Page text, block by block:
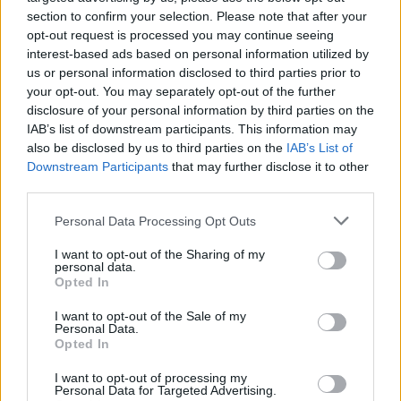
section to confirm your selection. Please note that after your
opt-out request is processed you may continue seeing
interest-based ads based on personal information utilized by
us or personal information disclosed to third parties prior to
your opt-out. You may separately opt-out of the further
disclosure of your personal information by third parties on the
IAB’s list of downstream participants. This information may
also be disclosed by us to third parties on the IAB’s List of
Downstream Participants that may further disclose it to other
Please note that this website/app uses one or more Google
not limited to your visit or usage behaviour. You may click to
grant or deny consent to Google and its third-party tags to
use your data for below specified purposes in below Google
consent section.
Personal Data Processing Opt Outs
I want to opt-out of the Sharing of my
personal data.
Opted In
I want to opt-out of the Sale of my
Personal Data.
Opted In
I want to opt-out of processing my
Personal Data for Targeted Advertising.
Russische Geheimdienstnetzwerke blieben angeblich
weitgehend unangetastet
Der Bericht behauptet, dass die Residenzen des russischen
Auslandsgeheimdienstes SVR und des militärischen
Geheimdienstes GRU, die von der russischen Botschaft in
der Bajza-Straße in Budapest aus operieren, in den letzten
Jahren “fast völlig unberührt” geblieben sind.
Panyi wies auch auf zwei angebliche “stille Ausweisungen”
hin, die bisher keine größere Aufmerksamkeit erregt hatten.
des SVR, der am 4. Mai 2026 ausgewiesen worden sein soll.
im Umfeld von Institutionen wie dem Mathias-Corvinus-
Kolleg, dem Ungarischen Institut für Auswärtige
Angelegenheiten und der Nationalen Universität für den
Ein weiterer Fall ereignete sich angeblich am 20. Juni 2024,
wurde, der unter diplomatischer Tarnung als dritter Sekretär
arbeitete, angeblich nach Moskau zurückgeschickt wurde.